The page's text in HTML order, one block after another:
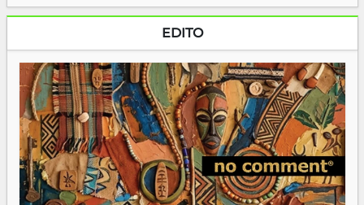
EDITO